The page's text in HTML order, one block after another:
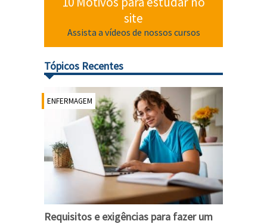
site
Assista a vídeos de nossos cursos
Tópicos Recentes
ENFERMAGEM
Requisitos e exigências para fazer um